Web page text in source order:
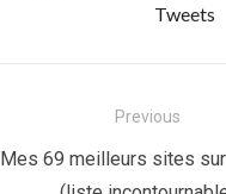
Tweets
Previous
Previous
Mes 69 meilleurs sites